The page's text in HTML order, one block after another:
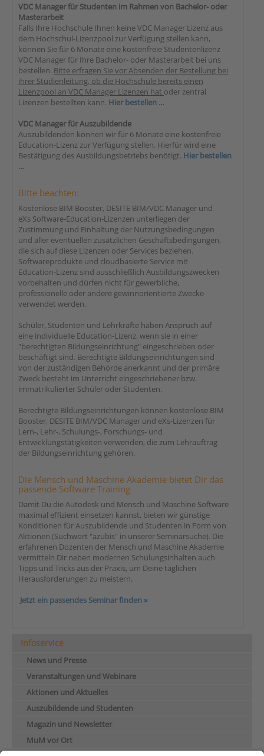
VDC Manager für Studenten im Rahmen von Bachelor- oder
Masterarbeit
Falls Ihre Hochschule Ihnen keine VDC Manager Lizenz aus
dem Hochschul-Lizenzpool zur Verfügung stellen kann,
können Sie für 6 Monate eine kostenfreie Studentenlizenz
VDC Manager für Ihre Bachelor- oder Masterarbeit bei uns
bestellen. Bitte erfragen Sie vor Absenden der Bestellung bei
ihrer Studienleitung, ob die Hochschule bereits einen
Lizenzpool an VDC Manager Lizenzen hat oder zentral
Lizenzen bestellten kann. Hier bestellen ...
VDC Manager für Auszubildende
Auszubildenden können wir für 6 Monate eine kostenfreie
Education-Lizenz zur Verfügung stellen. Hierfür wird eine
Bestätigung des Ausbildungsbetriebs benötigt. Hier bestellen
...
Bitte beachten:
Kostenlose BIM Booster, DESITE BIM/VDC Manager und
eXs Software-Education-Lizenzen unterliegen der
Zustimmung und Einhaltung der Nutzungsbedingungen
und aller eventuellen zusätzlichen Geschäftsbedingungen,
die sich auf diese Lizenzen oder Services beziehen.
Softwareprodukte und cloudbasierte Service mit
Education-Lizenz sind ausschließlich Ausbildungszwecken
vorbehalten und dürfen nicht für gewerbliche,
professionelle oder andere gewinnorientierte Zwecke
verwendet werden.
Schüler, Studenten und Lehrkräfte haben Anspruch auf
eine individuelle Education-Lizenz, wenn sie in einer
"berechtigten Bildungseinrichtung" eingeschrieben oder
beschäftigt sind. Berechtigte Bildungseinrichtungen sind
von der zuständigen Behörde anerkannt und der primäre
Zweck besteht im Unterricht eingeschriebener bzw.
immatrikulierter Schüler oder Studenten.
Berechtigte Bildungseinrichtungen können kostenlose BIM
Booster, DESITE BIM/VDC Manager und eXs-Lizenzen für
Lern-, Lehr-, Schulungs-, Forschungs- und
Entwicklungstätigkeiten verwenden, die zum Lehrauftrag
der Bildungseinrichtung gehören.
Die Mensch und Maschine Akademie bietet Dir das
passende Software Training
Damit Du die Autodesk und Mensch und Maschine Software
maximal effizient einsetzen kannst, bieten wir günstige
Konditionen für Auszubildende und Studenten in Form von
Aktionen (Suchwort "azubis" in unserer Seminarsuche). Die
erfahrenen Dozenten der Mensch und Maschine Akademie
vermitteln Dir neben modernen Schulungsinhalten auch
Tipps und Tricks aus der Praxis, um Deine täglichen
Herausforderungen zu meistern.
Jetzt ein passendes Seminar finden »
Infoservice
News und Presse
Veranstaltungen und Webinare
Aktionen und Aktuelles
Auszubildende und Studenten
Magazin und Newsletter
MuM vor Ort